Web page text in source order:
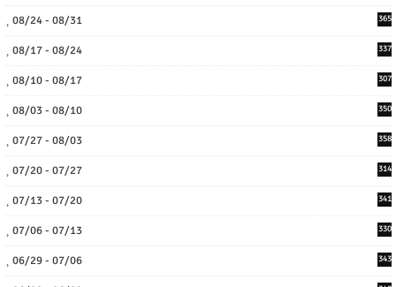
08/24 - 08/31 365
08/17 - 08/24 337
08/10 - 08/17 307
08/03 - 08/10 350
07/27 - 08/03 358
07/20 - 07/27 314
07/13 - 07/20 341
07/06 - 07/13 330
06/29 - 07/06 343